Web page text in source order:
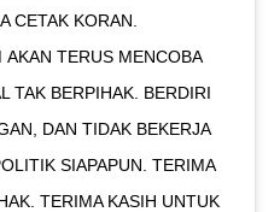
CETAK KORAN.
TERUS MENCOBA
TAK BERPIHAK. BERDIRI
DAN TIDAK BEKERJA
SIAPAPUN. TERIMA
TERIMA KASIH UNTUK